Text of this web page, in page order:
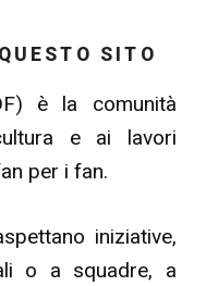
SITO
è la comunità
e ai lavori
per i fan.
iniziative,
o a squadre, a